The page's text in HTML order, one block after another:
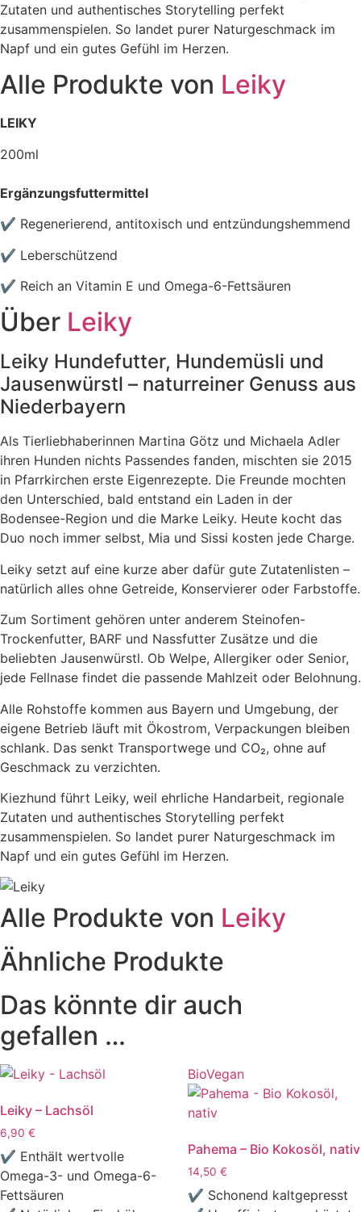
Zutaten und authentisches Storytelling perfekt
zusammenspielen. So landet purer Naturgeschmack im
Napf und ein gutes Gefühl im Herzen.
Alle Produkte von Leiky
LEIKY
200ml
Ergänzungsfuttermittel
✔ Regenerierend, antitoxisch und entzündungshemmend
✔ Leberschützend
✔ Reich an Vitamin E und Omega-6-Fettsäuren
Über Leiky
Leiky Hundefutter, Hundemüsli und
Jausenwürstl – naturreiner Genuss aus
Niederbayern
Als Tierliebhaberinnen Martina Götz und Michaela Adler
ihren Hunden nichts Passendes fanden, mischten sie 2015
in Pfarrkirchen erste Eigenrezepte. Die Freunde mochten
den Unterschied, bald entstand ein Laden in der
Bodensee-Region und die Marke Leiky. Heute kocht das
Duo noch immer selbst, Mia und Sissi kosten jede Charge.
Leiky setzt auf eine kurze aber dafür gute Zutatenlisten –
natürlich alles ohne Getreide, Konservierer oder Farbstoffe.
Zum Sortiment gehören unter anderem Steinofen-
Trockenfutter, BARF und Nassfutter Zusätze und die
beliebten Jausenwürstl. Ob Welpe, Allergiker oder Senior,
jede Fellnase findet die passende Mahlzeit oder Belohnung.
Alle Rohstoffe kommen aus Bayern und Umgebung, der
eigene Betrieb läuft mit Ökostrom, Verpackungen bleiben
schlank. Das senkt Transportwege und CO₂, ohne auf
Geschmack zu verzichten.
Kiezhund führt Leiky, weil ehrliche Handarbeit, regionale
Zutaten und authentisches Storytelling perfekt
zusammenspielen. So landet purer Naturgeschmack im
Napf und ein gutes Gefühl im Herzen.
Alle Produkte von Leiky
Ähnliche Produkte
Das könnte dir auch
gefallen …
Leiky – Lachsöl
6,90 €
✔ Enthält wertvolle
Omega-3- und Omega-6-
Fettsäuren
BioVegan
Pahema – Bio Kokosöl, nativ
14,50 €
✔ Schonend kaltgepresst